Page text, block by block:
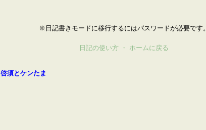
※日記書きモードに移行するにはパスワードが必要です。
日記の使い方 ・ ホームに戻る
啓須とケンたま